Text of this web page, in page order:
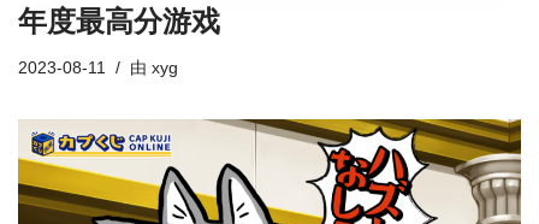
年度最高分游戏
2023-08-11 由 xyg